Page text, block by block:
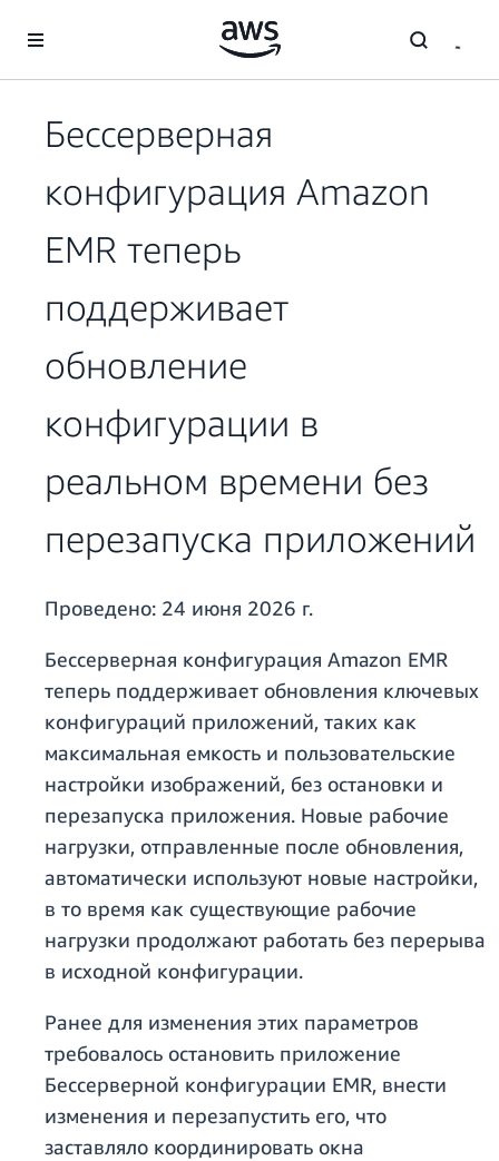
Перейти к главному контенту
Бессерверная
конфигурация Amazon
EMR теперь
поддерживает
обновление
конфигурации в
реальном времени без
перезапуска приложений
Проведено: 24 июня 2026 г.
Бессерверная конфигурация Amazon EMR
теперь поддерживает обновления ключевых
конфигураций приложений, таких как
максимальная емкость и пользовательские
настройки изображений, без остановки и
перезапуска приложения. Новые рабочие
нагрузки, отправленные после обновления,
автоматически используют новые настройки,
в то время как существующие рабочие
нагрузки продолжают работать без перерыва
в исходной конфигурации.
Ранее для изменения этих параметров
требовалось остановить приложение
Бессерверной конфигурации EMR, внести
изменения и перезапустить его, что
заставляло координировать окна